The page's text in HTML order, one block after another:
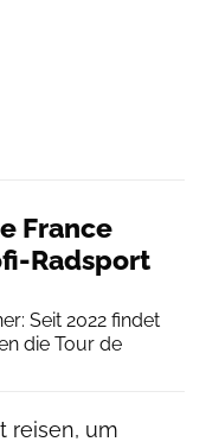
France
Radsport
Getty Images / Alex Broadway
Seit 2022 findet
die Tour de
reisen, um